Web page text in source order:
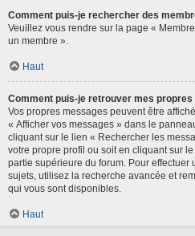
Comment puis-je rechercher des
Veuillez vous rendre sur la page «
un membre ».
Haut
Comment puis-je retrouver mes
Vos propres messages peuvent être
« Afficher vos messages » dans le
cliquant sur le lien « Rechercher les
votre propre profil ou soit en cliquant sur
partie supérieure du forum. Pour effectuer
sujets, utilisez la recherche avancée et
qui vous sont disponibles.
Haut